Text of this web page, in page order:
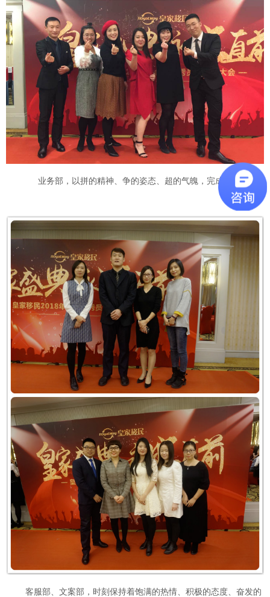
业务部，以拼的精神、争的姿态、超的气魄，完成签单；
客服部、文案部，时刻保持着饱满的热情、积极的态度、奋发的